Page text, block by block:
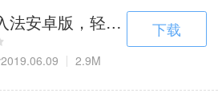
法安卓版，轻松输入疑难汉
2.9M
下载